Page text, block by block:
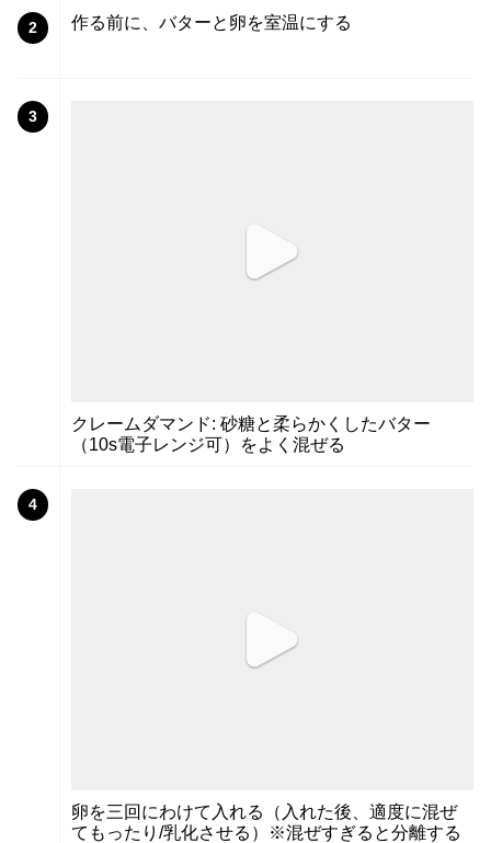
2 作る前に、バターと卵を室温にする
3
クレームダマンド: 砂糖と柔らかくしたバター
（10s電子レンジ可）をよく混ぜる
4
卵を三回にわけて入れる（入れた後、適度に混ぜ
てもったり/乳化させる）※混ぜすぎると分離する